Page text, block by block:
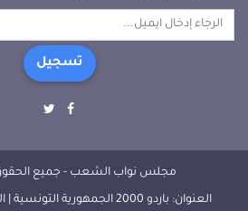
تسجيل
مجلس نواب الشعب - جميع الحقوق